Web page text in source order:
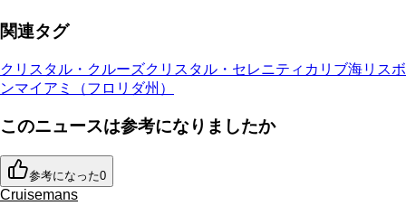
関連タグ
クリスタル・クルーズクリスタル・セレニティ カリブ海リスボ
ンマイアミ（フロリダ州）
このニュースは参考になりましたか
参考になった0
Cruisemans